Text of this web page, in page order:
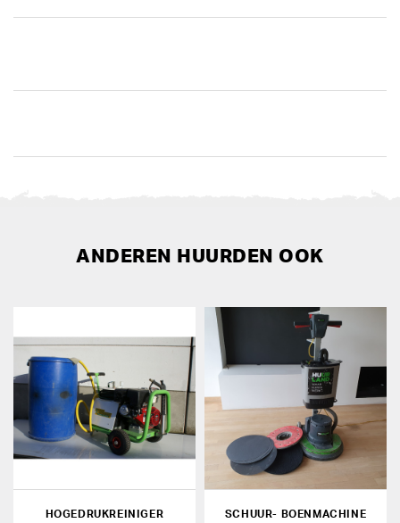
ANDEREN HUURDEN OOK
HOGEDRUKREINIGER
SCHUUR- BOENMACHINE